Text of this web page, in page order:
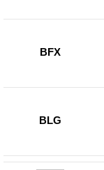
BFX
BLG